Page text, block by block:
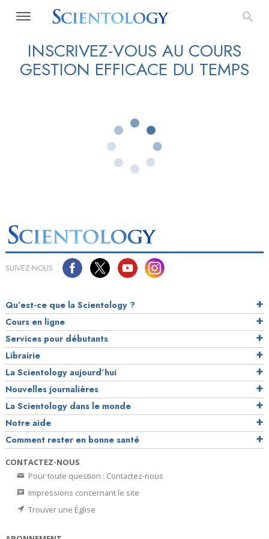
INSCRIVEZ-VOUS AU COURS
GESTION EFFICACE DU TEMPS
SUIVEZ-NOUS
Qu’est-ce que la Scientology ?
Cours en ligne
Services pour débutants
Librairie
La Scientology aujourd’hui
Nouvelles journalières
La Scientology dans le monde
Notre aide
Comment rester en bonne santé
CONTACTEZ-NOUS
Pour toute question : Contactez-nous
Impressions concernant le site
Trouver une Église